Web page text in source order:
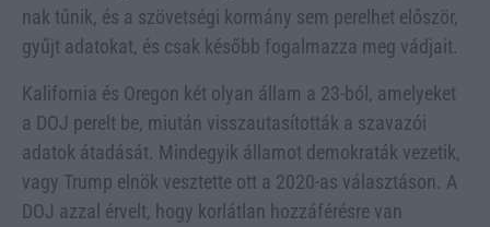
nak tűnik, és a szövetségi kormány sem perelhet először,
gyűjt adatokat, és csak később fogalmazza meg vádjait.
Kalifornia és Oregon két olyan állam a 23-ból, amelyeket
a DOJ perelt be, miután visszautasították a szavazói
adatok átadását. Mindegyik államot demokraták vezetik,
vagy Trump elnök vesztette ott a 2020-as választáson. A
DOJ azzal érvelt, hogy korlátlan hozzáférésre van